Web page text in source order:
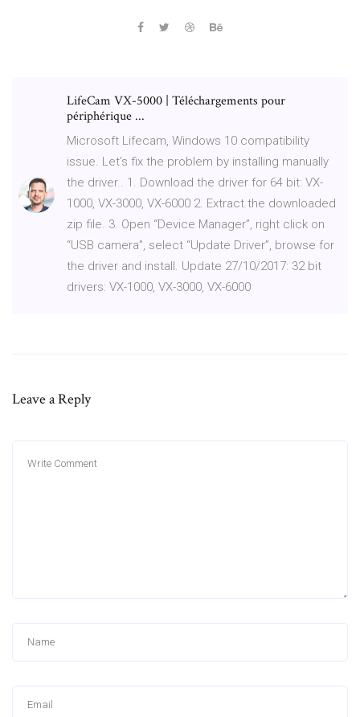
LifeCam VX-5000 | Téléchargements pour
périphérique ...
Microsoft Lifecam, Windows 10 compatibility
issue. Let’s fix the problem by installing manually
the driver.. 1. Download the driver for 64 bit: VX-
1000, VX-3000, VX-6000 2. Extract the downloaded
zip file. 3. Open “Device Manager”, right click on
“USB camera”, select “Update Driver”, browse for
the driver and install. Update 27/10/2017: 32 bit
drivers: VX-1000, VX-3000, VX-6000
Leave a Reply